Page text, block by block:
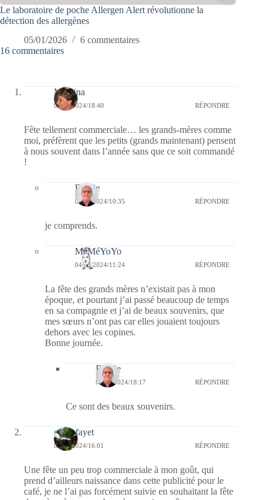
Le laboratoire de poche Allergen Alert révolutionne la
détection des allergènes
05/01/2026
6 commentaires
16 commentaires
Mamina
03/03/2024/18:40 RÉPONDRE
Fête tellement commerciale… les grands-mères comme
moi, préfèrent que les petits (grands maintenant) pensent
à nous souvent dans l’année sans que ce soit commandé
!
Bernie
04/03/2024/10:35 RÉPONDRE
je comprends.
MéMéYoYo
04/03/2024/11:24 RÉPONDRE
La fête des grands mères n’existait pas à mon
époque, et pourtant j’ai passé beaucoup de temps
en sa compagnie et j’ai de beaux souvenirs, que
mes sœurs n’ont pas car elles jouaient toujours
dehors avec les copines.
Bonne journée.
Bernie
05/03/2024/18:17 RÉPONDRE
Ce sont des beaux souvenirs.
giselefayet
03/03/2024/16:01 RÉPONDRE
Une fête un peu trop commerciale à mon goût, qui
prend d’ailleurs naissance dans cette publicité pour le
café, je ne l’ai pas forcément suivie en souhaitant la fête